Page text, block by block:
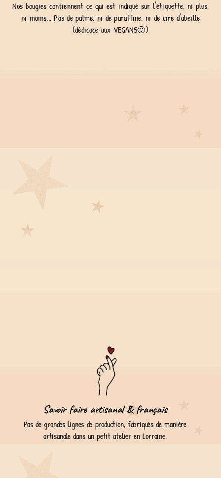
Nos bougies contiennent ce qui est indiqué sur l'étiquette, ni plus,
ni moins... Pas de palme, ni de paraffine, ni de cire d'abeille
(dédicace aux VEGANS🙂)
Savoir faire artisanal & français
Pas de grandes lignes de production, fabriqués de manière
artisanale dans un petit atelier en Lorraine.